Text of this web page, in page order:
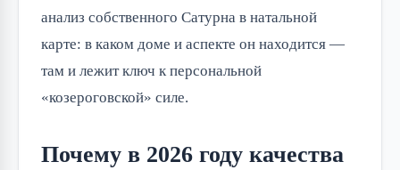
анализ собственного Сатурна в натальной
карте: в каком доме и аспекте он находится —
там и лежит ключ к персональной
«козероговской» силе.
Почему в 2026 году качества